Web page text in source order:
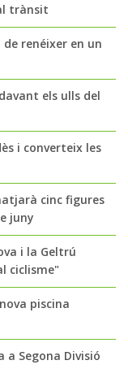
trànsit
de renéixer en un
els ulls del
i converteix les
cinc figures
juny
i la Geltrú
ciclisme"
piscina
a Segona Divisió